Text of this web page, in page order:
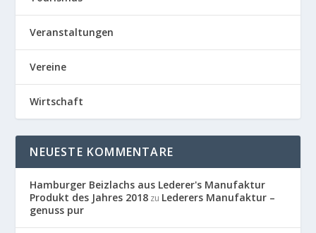
Veranstaltungen
Vereine
Wirtschaft
NEUESTE KOMMENTARE
Hamburger Beizlachs aus Lederer's Manufaktur
Produkt des Jahres 2018 zu Lederers Manufaktur –
genuss pur